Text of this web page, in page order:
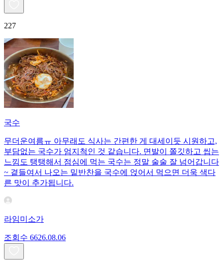
227
국수
무더운여름ㅠ 아무래도 식사는 간편한 게 대세이듯 시원하고,
부담없는 국수가 엄지척인 것 같습니다. 면발이 쫄깃하고 씹는
느낌도 탱탱해서 점심에 먹는 국수는 정말 술술 잘 넘어갑니다
~ 곁들여서 나오는 밑반찬을 국수에 얹어서 먹으면 더욱 색다
른 맛이 추가됩니다.
라임미소가
조회수 6626.08.06